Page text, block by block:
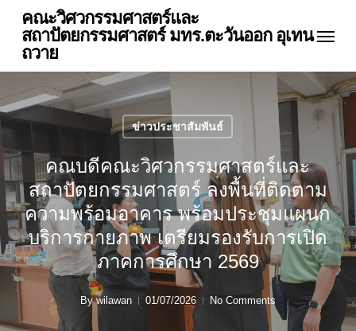
main
content
คณะวิศวกรรมศาสตร์และ
สถาปัตยกรรมศาสตร์ มทร.ตะวันออก อุเทน
ถวาย
Menu
ข่าวประชาสัมพันธ์
คณบดีคณะวิศวกรรมศาสตร์และ
สถาปัตยกรรมศาสตร์ ลงพื้นที่ติดตาม
ความพร้อมอาคาร พร้อมประชุมแผนก
บริการกายภาพ เตรียมรองรับการเปิด
ภาคการศึกษา 2569
By wilawan 01/07/2026 No Comments